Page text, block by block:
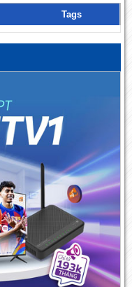
Tags